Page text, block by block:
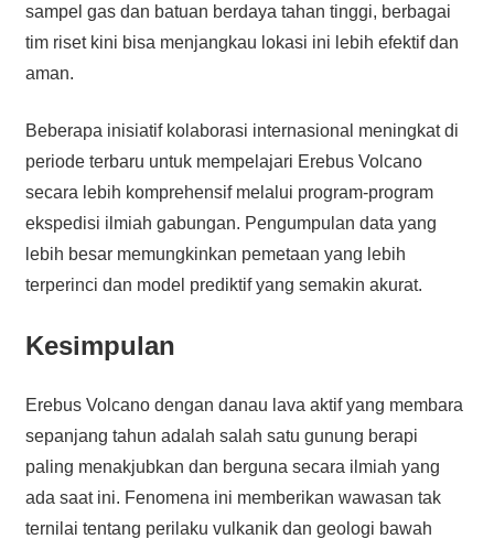
sampel gas dan batuan berdaya tahan tinggi, berbagai
tim riset kini bisa menjangkau lokasi ini lebih efektif dan
aman.
Beberapa inisiatif kolaborasi internasional meningkat di
periode terbaru untuk mempelajari Erebus Volcano
secara lebih komprehensif melalui program-program
ekspedisi ilmiah gabungan. Pengumpulan data yang
lebih besar memungkinkan pemetaan yang lebih
terperinci dan model prediktif yang semakin akurat.
Kesimpulan
Erebus Volcano dengan danau lava aktif yang membara
sepanjang tahun adalah salah satu gunung berapi
paling menakjubkan dan berguna secara ilmiah yang
ada saat ini. Fenomena ini memberikan wawasan tak
ternilai tentang perilaku vulkanik dan geologi bawah